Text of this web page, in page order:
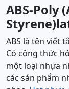
ABS-Poly
Styrene)
ABS là tên viết
Có công thức
một loại nhựa
các sản phẩm